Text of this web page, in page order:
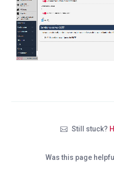
Still stuck?
Was this page